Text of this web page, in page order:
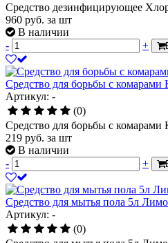
Средство дезинфицирующее
960 руб. за шт
В наличии
-
+
Средство для борьбы с комарами
Артикул: -
(0)
Средство для борьбы с комарами
219 руб. за шт
В наличии
-
+
Средство для мытья пола 5л
Артикул: -
(0)